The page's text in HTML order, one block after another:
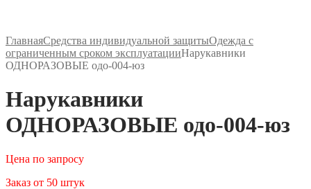
ГлавнаяСредства индивидуальной защитыОдежда с
ограниченным сроком эксплуатацииНарукавники
ОДНОРАЗОВЫЕ одо-004-юз
Нарукавники
ОДНОРАЗОВЫЕ одо-004-юз
Цена по запросу
Заказ от 50 штук